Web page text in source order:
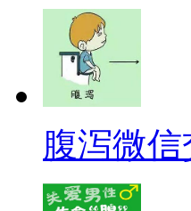
腹泻微